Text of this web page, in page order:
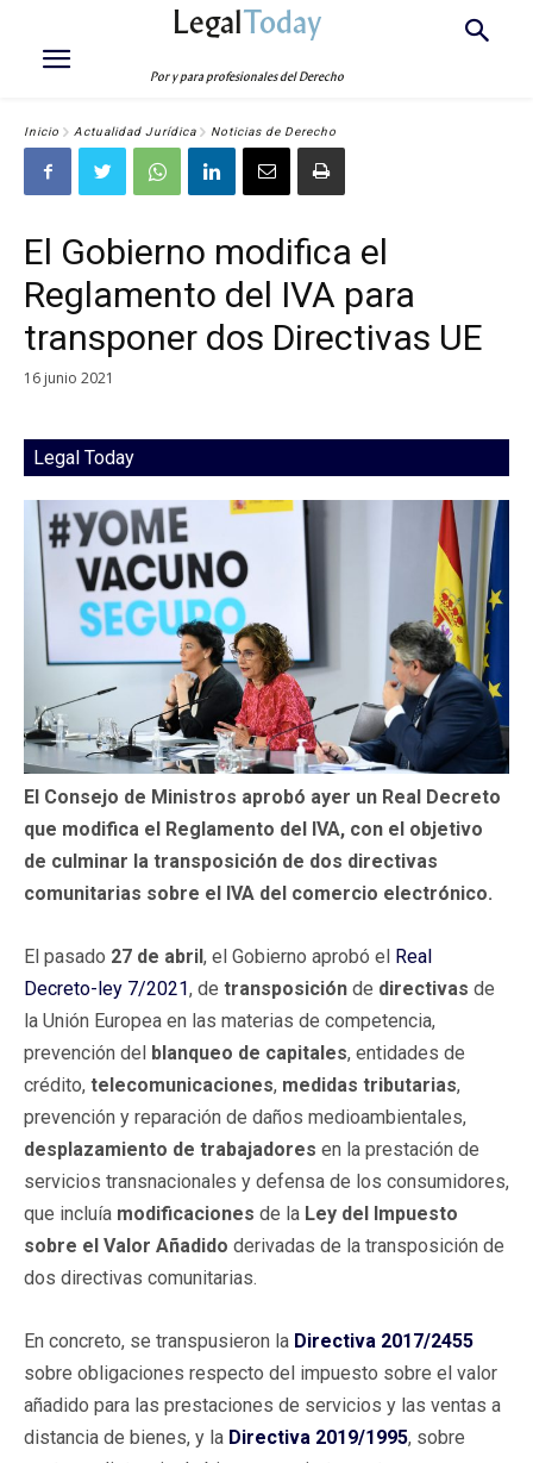
LegalToday
Por y para profesionales del Derecho
Inicio Actualidad Jurídica Noticias de Derecho
El Gobierno modifica el
Reglamento del IVA para
transponer dos Directivas UE
16 junio 2021
Legal Today
El Consejo de Ministros aprobó ayer un Real Decreto
que modifica el Reglamento del IVA, con el objetivo
de culminar la transposición de dos directivas
comunitarias sobre el IVA del comercio electrónico.
El pasado 27 de abril, el Gobierno aprobó el Real
Decreto-ley 7/2021, de transposición de directivas de
la Unión Europea en las materias de competencia,
prevención del blanqueo de capitales, entidades de
crédito, telecomunicaciones, medidas tributarias,
prevención y reparación de daños medioambientales,
desplazamiento de trabajadores en la prestación de
servicios transnacionales y defensa de los consumidores,
que incluía modificaciones de la Ley del Impuesto
sobre el Valor Añadido derivadas de la transposición de
dos directivas comunitarias.
En concreto, se transpusieron la Directiva 2017/2455
sobre obligaciones respecto del impuesto sobre el valor
añadido para las prestaciones de servicios y las ventas a
distancia de bienes, y la Directiva 2019/1995, sobre